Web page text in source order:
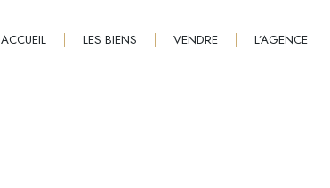
ACCUEIL LES BIENS VENDRE L’AGENCE